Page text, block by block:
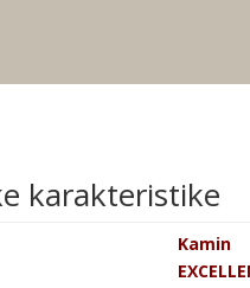
karakteristike
Kamin